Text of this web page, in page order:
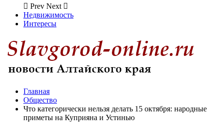
Prev Next
Недвижимость
Интересы
Главная
Общество
Что категорически нельзя делать 15 октября: народные
приметы на Куприяна и Устинью